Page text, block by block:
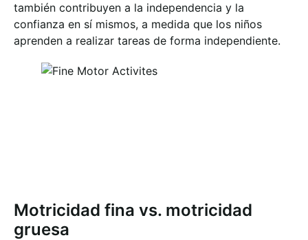
también contribuyen a la independencia y la
confianza en sí mismos, a medida que los niños
aprenden a realizar tareas de forma independiente.
Motricidad fina vs. motricidad
gruesa